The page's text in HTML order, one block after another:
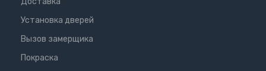
Установка дверей
Вызов замерщика
Покраска